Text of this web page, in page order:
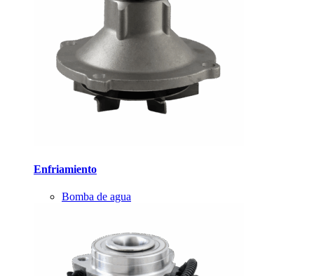
Enfriamiento
Bomba de agua